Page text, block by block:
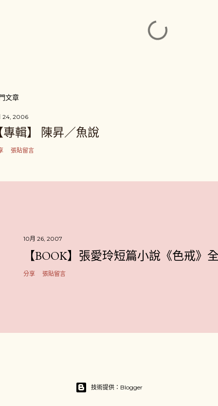
文章
24, 2006
專輯】 陳昇／魚說
張貼留言
10月 26, 2007
【BOOK】張愛玲短篇小說《色戒》
分享 張貼留言
技術提供：Blogger